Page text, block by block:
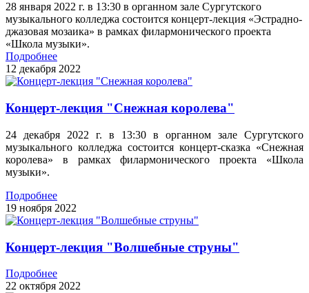
28 января 2022 г. в 13:30 в органном зале Сургутского
музыкального колледжа состоится концерт-лекция «Эстрадно-
джазовая мозаика» в рамках филармонического проекта
«Школа музыки».
Подробнее
12 декабря 2022
Концерт-лекция "Снежная королева"
24 декабря 2022 г. в 13:30 в органном зале Сургутского
музыкального колледжа состоится концерт-сказка «Снежная
королева» в рамках филармонического проекта «Школа
музыки».
Подробнее
19 ноября 2022
Концерт-лекция "Волшебные струны"
Подробнее
22 октября 2022